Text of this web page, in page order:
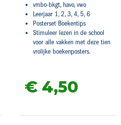
vmbo-bkgt, havo, vwo
Leerjaar 1, 2, 3, 4, 5, 6
Posterset Boekentips
Stimuleer lezen in de school
voor alle vakken met deze tien
vrolijke boekenposters.
€ 4,50